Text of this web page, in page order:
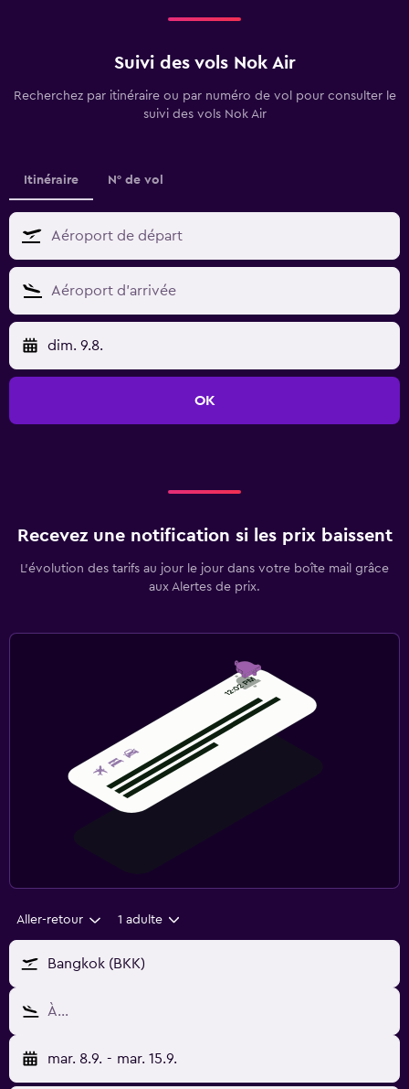
Suivi des vols Nok Air
Recherchez par itinéraire ou par numéro de vol pour consulter le
suivi des vols Nok Air
Itinéraire N° de vol
dim. 9.8.
OK
Recevez une notification si les prix baissent
L’évolution des tarifs au jour le jour dans votre boîte mail grâce
aux Alertes de prix.
Aller-retour 1 adulte
Bangkok (BKK)
À…
mar. 8.9. - mar. 15.9.